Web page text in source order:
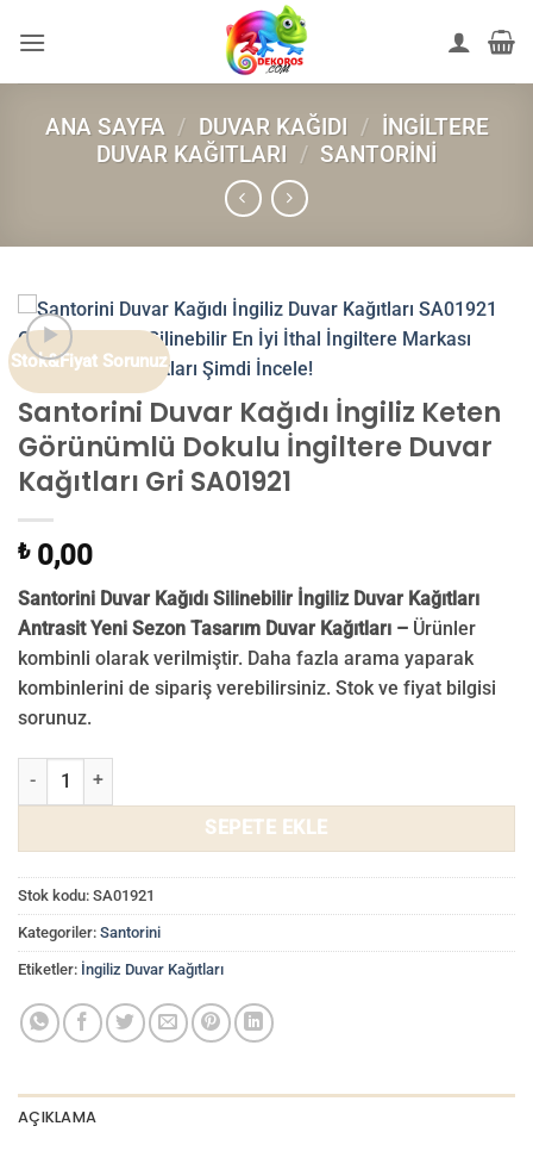
atla
ANA SAYFA / DUVAR KAĞIDI / İNGILTERE
DUVAR KAĞITLARI / SANTORINI
Stok&Fiyat Sorunuz
Santorini Duvar Kağıdı İngiliz Keten
Görünümlü Dokulu İngiltere Duvar
Kağıtları Gri SA01921
₺0,00
Santorini Duvar Kağıdı Silinebilir İngiliz Duvar Kağıtları
Antrasit Yeni Sezon Tasarım Duvar Kağıtları – Ürünler
kombinli olarak verilmiştir. Daha fazla arama yaparak
kombinlerini de sipariş verebilirsiniz. Stok ve fiyat bilgisi
sorunuz.
Santorini Duvar Kağıdı İngiliz Keten Görünümlü Dokulu İngiltere
SEPETE EKLE
Stok kodu: SA01921
Kategoriler: Santorini
Etiketler: İngiliz Duvar Kağıtları
AÇIKLAMA